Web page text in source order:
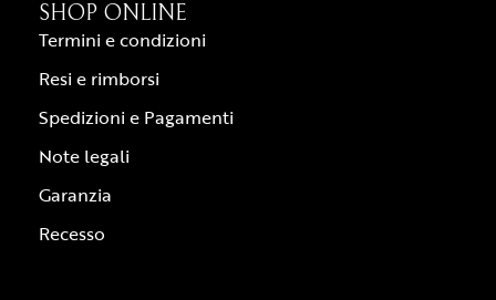
SHOP ONLINE
Termini e condizioni
Resi e rimborsi
Spedizioni e Pagamenti
Note legali
Garanzia
Recesso